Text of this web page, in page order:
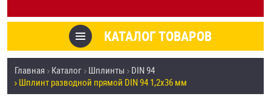
ОТЗЫВЫ
УСЛУГИ
СКИДКИ
КАТАЛОГ ТОВАРОВ
Товары со скидкой
Анкеры
Главная Каталог Шплинты
DIN 94
Шплинт разводной прямой DIN 94 1,2х36 мм